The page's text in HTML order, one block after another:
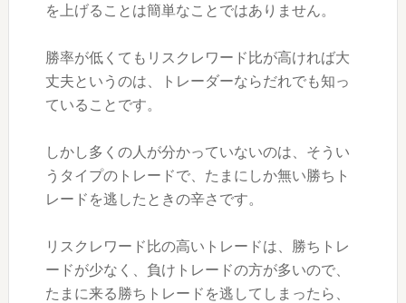
を上げることは簡単なことではありません。
勝率が低くてもリスクレワード比が高ければ大
丈夫というのは、トレーダーならだれでも知っ
ていることです。
しかし多くの人が分かっていないのは、そうい
うタイプのトレードで、たまにしか無い勝ちト
レードを逃したときの辛さです。
リスクレワード比の高いトレードは、勝ちトレ
ードが少なく、負けトレードの方が多いので、
たまに来る勝ちトレードを逃してしまったら、